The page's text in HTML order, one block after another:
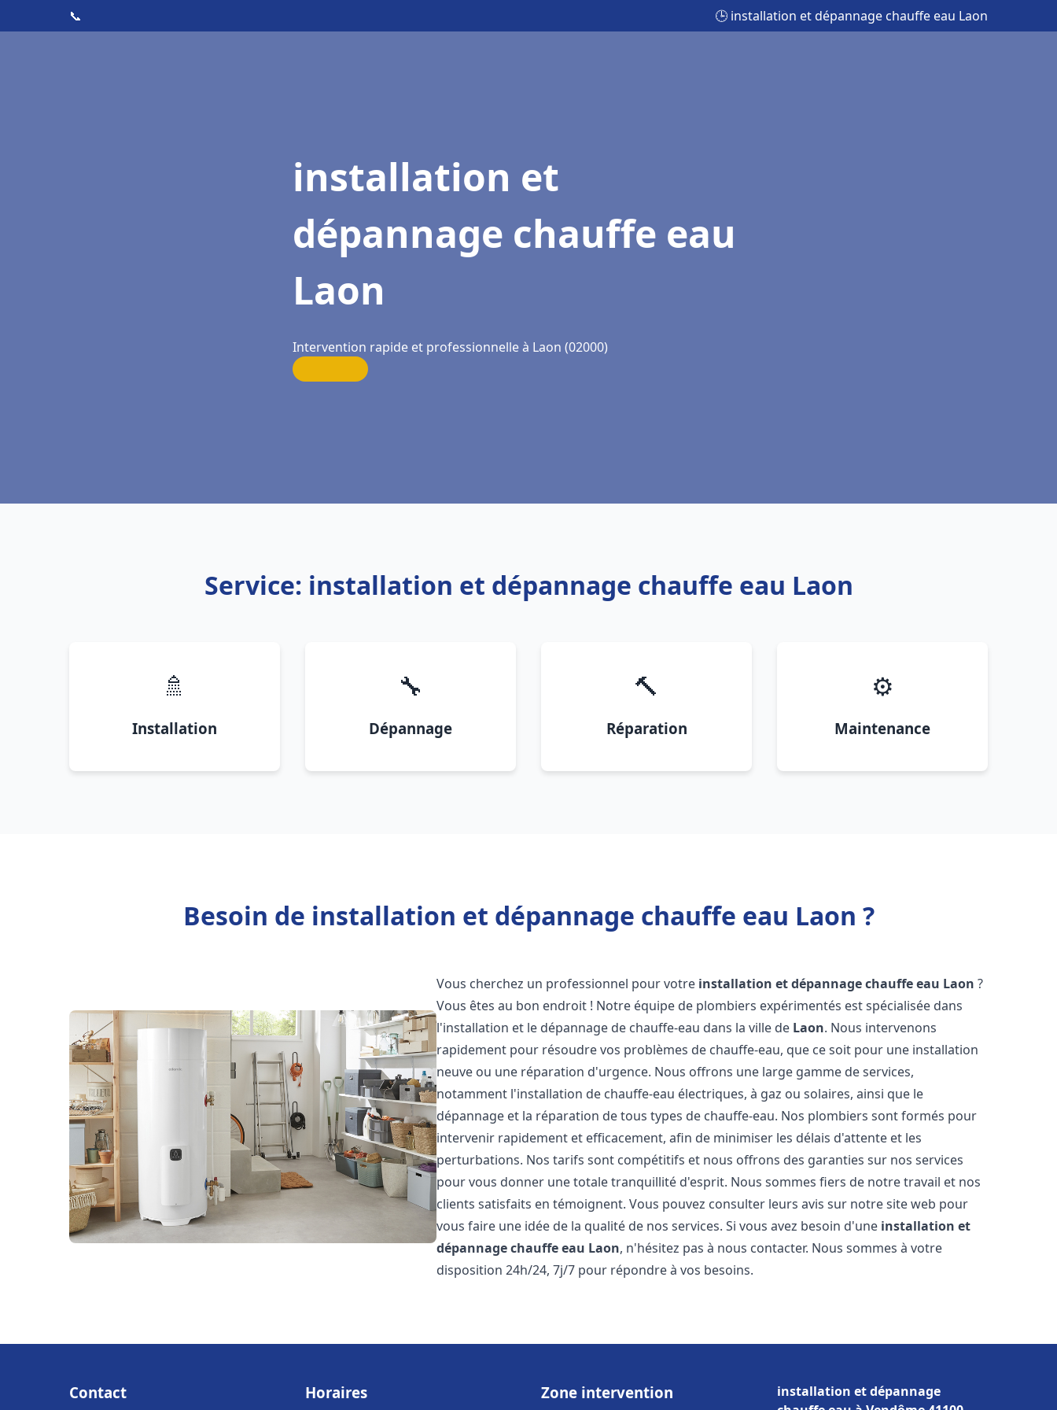
📞 🕒 installation et dépannage chauffe eau Laon
installation et
dépannage chauffe eau
Laon
Intervention rapide et professionnelle à Laon (02000)
Service: installation et dépannage chauffe eau Laon
🚿
Installation
🔧
Dépannage
🔨
Réparation
⚙️
Maintenance
Besoin de installation et dépannage chauffe eau Laon ?
Vous cherchez un professionnel pour votre installation et dépannage chauffe eau Laon ?
Vous êtes au bon endroit ! Notre équipe de plombiers expérimentés est spécialisée dans
l'installation et le dépannage de chauffe-eau dans la ville de Laon. Nous intervenons
rapidement pour résoudre vos problèmes de chauffe-eau, que ce soit pour une installation
neuve ou une réparation d'urgence. Nous offrons une large gamme de services,
notamment l'installation de chauffe-eau électriques, à gaz ou solaires, ainsi que le
dépannage et la réparation de tous types de chauffe-eau. Nos plombiers sont formés pour
intervenir rapidement et efficacement, afin de minimiser les délais d'attente et les
perturbations. Nos tarifs sont compétitifs et nous offrons des garanties sur nos services
pour vous donner une totale tranquillité d'esprit. Nous sommes fiers de notre travail et nos
clients satisfaits en témoignent. Vous pouvez consulter leurs avis sur notre site web pour
vous faire une idée de la qualité de nos services. Si vous avez besoin d'une installation et
dépannage chauffe eau Laon, n'hésitez pas à nous contacter. Nous sommes à votre
disposition 24h/24, 7j/7 pour répondre à vos besoins.
Contact Horaires Zone intervention
installation et dépannage